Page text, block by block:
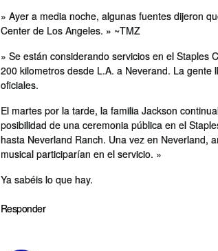
» Ayer a media noche, algunas fuentes dijeron
Center de Los Angeles. » ~TMZ
» Se están considerando servicios en el Staples
200 kilometros desde L.A. a Neverand. La
oficiales.
El martes por la tarde, la familia Jackson
posibilidad de una ceremonia pública en el
hasta Neverland Ranch. Una vez en Neverland,
musical participarí­an en el servicio. »
Ya sabéis lo que hay.
Responder